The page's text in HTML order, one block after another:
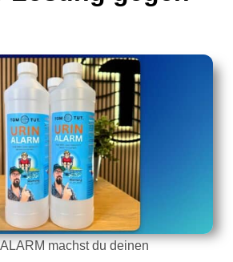
machst du deinen